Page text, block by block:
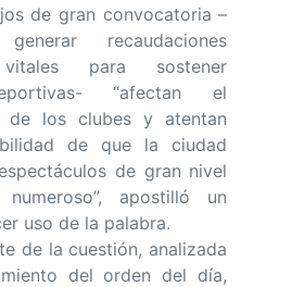
de gran convocatoria –
recaudaciones
vitales para sostener
“afectan el
de los clubes y atentan
de que la ciudad
de gran nivel
apostilló un
uso de la palabra.
de la cuestión, analizada
del orden del día,